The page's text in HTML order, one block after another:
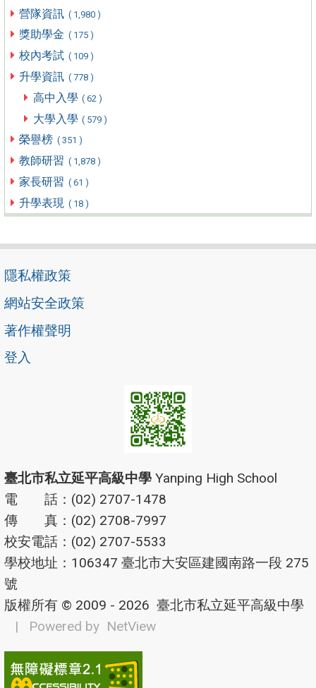
營隊資訊 ( 1,980 )
獎助學金 ( 175 )
校內考試 ( 109 )
升學資訊 ( 778 )
高中入學 ( 62 )
大學入學 ( 579 )
榮譽榜 ( 351 )
教師研習 ( 1,878 )
家長研習 ( 61 )
升學表現 ( 18 )
隱私權政策
網站安全政策
著作權聲明
登入
臺北市私立延平高級中學 Yanping High School
電 話：(02) 2707-1478
傳 真：(02) 2708-7997
校安電話：(02) 2707-5533
學校地址：106347 臺北市大安區建國南路一段 275
號
版權所有 © 2009 - 2026 臺北市私立延平高級中學
| Powered by NetView